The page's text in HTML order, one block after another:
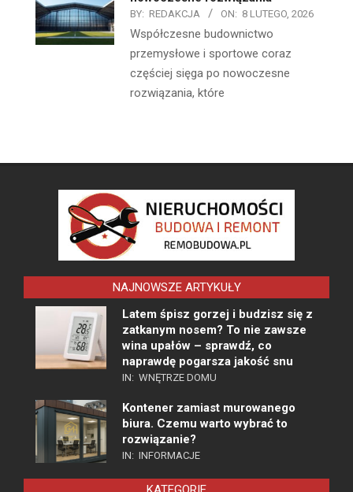
BY: REDAKCJA ON: 8 LUTEGO, 2026
Współczesne budownictwo
przemysłowe i sportowe coraz
częściej sięga po nowoczesne
rozwiązania, które
NAJNOWSZE ARTYKUŁY
Latem śpisz gorzej i budzisz się z
zatkanym nosem? To nie zawsze
wina upałów – sprawdź, co
naprawdę pogarsza jakość snu
IN: WNĘTRZE DOMU
Kontener zamiast murowanego
biura. Czemu warto wybrać to
rozwiązanie?
IN: INFORMACJE